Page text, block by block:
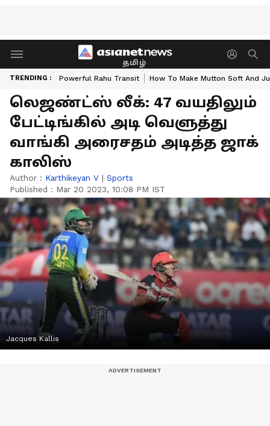
தமிழ்
TRENDING : Powerful Rahu Transit How To Make Mutton Soft And
லெஜண்ட்ஸ் லீக்: 47 வயதிலும்
பேட்டிங்கில் அடி வெளுத்து
வாங்கி அரைசதம் அடித்த ஜாக்
காலிஸ்
Author : Karthikeyan V | Sports
Published : Mar 20 2023, 10:08 PM IST
Jacques Kallis